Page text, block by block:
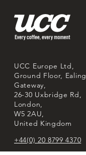
UCC Europe Ltd,
Ground Floor, Ealing
Gateway,
26-30 Uxbridge Rd,
London,
W5 2AU,
United Kingdom
+44(0) 20 8799 4370